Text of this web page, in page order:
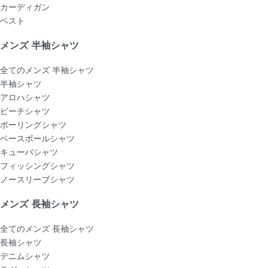
カーディガン
ベスト
メンズ 半袖シャツ
全てのメンズ 半袖シャツ
半袖シャツ
アロハシャツ
ビーチシャツ
ボーリングシャツ
ベースボールシャツ
キューバシャツ
フィッシングシャツ
ノースリーブシャツ
メンズ 長袖シャツ
全てのメンズ 長袖シャツ
長袖シャツ
デニムシャツ